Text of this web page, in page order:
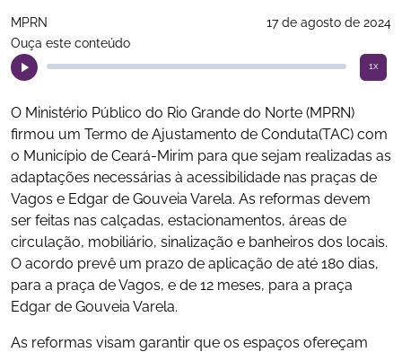
MPRN
17 de agosto de 2024
Ouça este conteúdo
1x
O Ministério Público do Rio Grande do Norte (MPRN)
firmou um Termo de Ajustamento de Conduta(TAC) com
o Município de Ceará-Mirim para que sejam realizadas as
adaptações necessárias à acessibilidade nas praças de
Vagos e Edgar de Gouveia Varela. As reformas devem
ser feitas nas calçadas, estacionamentos, áreas de
circulação, mobiliário, sinalização e banheiros dos locais.
O acordo prevê um prazo de aplicação de até 180 dias,
para a praça de Vagos, e de 12 meses, para a praça
Edgar de Gouveia Varela.
As reformas visam garantir que os espaços ofereçam